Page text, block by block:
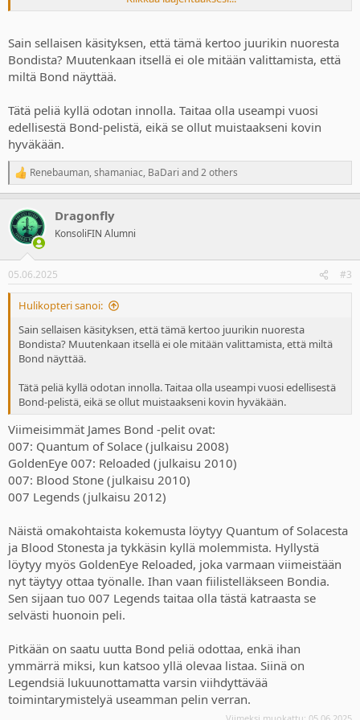
Kotisivut:https://ioi.dk/007firstlightgame
Nappaan omat mietteeni toisesta ketjusta.
Julkistustraileri
Sain sellaisen käsityksen, että tämä kertoo juurikin nuoresta
Bondista? Muutenkaan itsellä ei ole mitään valittamista, että
miltä Bond näyttää.
Tätä peliä kyllä odotan innolla. Taitaa olla useampi vuosi
edellisestä Bond-pelistä, eikä se ollut muistaakseni kovin
hyväkään.
R
e
c
t
i
s
:
Renebauman, shamaniac, BaDari and 2 others
Dragonfly
KonsoliFIN Alumni
05.06.2025 #3
Hulikopteri sanoi:
Sain sellaisen käsityksen, että tämä kertoo juurikin nuoresta
Bondista? Muutenkaan itsellä ei ole mitään valittamista, että miltä
Bond näyttää.
Tätä peliä kyllä odotan innolla. Taitaa olla useampi vuosi edellisestä
Bond-pelistä, eikä se ollut muistaakseni kovin hyväkään.
Viimeisimmät James Bond -pelit ovat:
007: Quantum of Solace (julkaisu 2008)
GoldenEye 007: Reloaded (julkaisu 2010)
007: Blood Stone (julkaisu 2010)
007 Legends (julkaisu 2012)
Näistä omakohtaista kokemusta löytyy Quantum of Solacesta
ja Blood Stonesta ja tykkäsin kyllä molemmista. Hyllystä
löytyy myös GoldenEye Reloaded, joka varmaan viimeistään
nyt täytyy ottaa työnalle. Ihan vaan fiilistelläkseen Bondia.
Sen sijaan tuo 007 Legends taitaa olla tästä katraasta se
selvästi huonoin peli.
Pitkään on saatu uutta Bond peliä odottaa, enkä ihan
ymmärrä miksi, kun katsoo yllä olevaa listaa. Siinä on
Legendsiä lukuunottamatta varsin viihdyttävää
toimintarymistelyä useamman pelin verran.